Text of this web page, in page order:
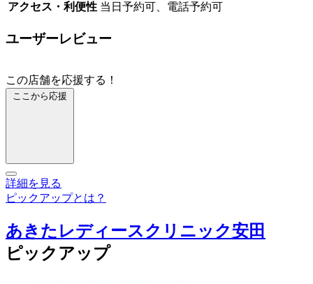
アクセス・利便性 当日予約可、電話予約可
ユーザーレビュー
この店舗を応援する！
ここから応援
詳細を見る
ピックアップとは？
あきたレディースクリニック安田
ピックアップ